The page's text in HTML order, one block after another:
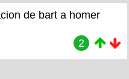
de bart a homer
2